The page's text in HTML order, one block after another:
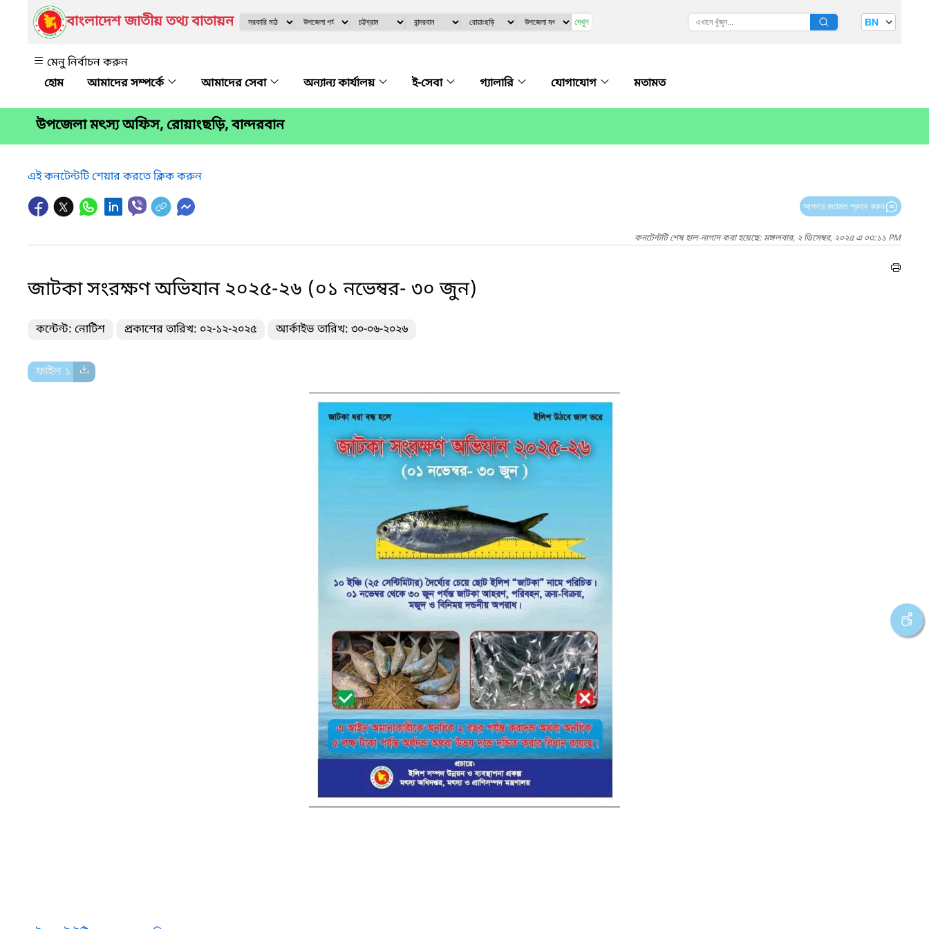
বাংলাদেশ জাতীয় তথ্য বাতায়ন দেখুন BN
মেনু নির্বাচন করুন
আমাদের সম্পর্কে
আমাদের সেবা অন্যান্য কার্যালয় ই-সেবা গ্যালারি যোগাযোগ মতামত
উপজেলা মৎস্য অফিস, রোয়াংছড়ি, বান্দরবান
এই কনটেন্টটি শেয়ার করতে ক্লিক করুন
আপনার মতামত প্রদান করুন
কনটেন্টটি শেষ হাল-নাগাদ করা হয়েছে: মঙ্গলবার, ২ ডিসেম্বর, ২০২৫ এ ০৩:১১ PM
জাটকা সংরক্ষণ অভিযান ২০২৫-২৬ (০১ নভেম্বর- ৩০ জুন)
কন্টেন্ট: নোটিশ প্রকাশের তারিখ: ০২-১২-২০২৫ আর্কাইভ তারিখ: ৩০-০৬-২০২৬
ফাইল ১